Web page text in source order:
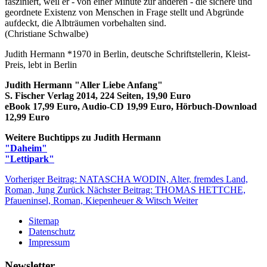
geordnete Existenz von Menschen in Frage stellt und Abgründe
aufdeckt, die Albträumen vorbehalten sind.
(Christiane Schwalbe)
Judith Hermann *1970 in Berlin, deutsche Schriftstellerin, Kleist-
Preis, lebt in Berlin
Judith Hermann "Aller Liebe Anfang"
S. Fischer Verlag 2014, 224 Seiten, 19,90 Euro
eBook 17,99 Euro, Audio-CD 19,99 Euro, Hörbuch-Download
12,99 Euro
Weitere Buchtipps zu Judith Hermann
"Daheim"
"Lettipark"
Vorheriger Beitrag: NATASCHA WODIN, Alter, fremdes Land,
Roman, Jung Zurück Nächster Beitrag: THOMAS HETTCHE,
Pfaueninsel, Roman, Kiepenheuer & Witsch Weiter
Sitemap
Datenschutz
Impressum